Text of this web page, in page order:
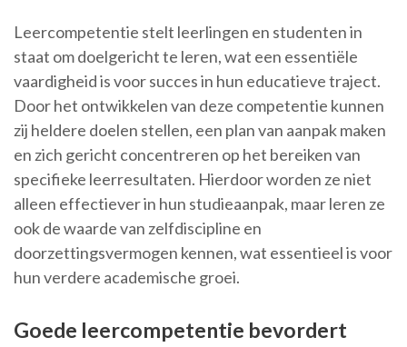
Leercompetentie stelt leerlingen en studenten in
staat om doelgericht te leren, wat een essentiële
vaardigheid is voor succes in hun educatieve traject.
Door het ontwikkelen van deze competentie kunnen
zij heldere doelen stellen, een plan van aanpak maken
en zich gericht concentreren op het bereiken van
specifieke leerresultaten. Hierdoor worden ze niet
alleen effectiever in hun studieaanpak, maar leren ze
ook de waarde van zelfdiscipline en
doorzettingsvermogen kennen, wat essentieel is voor
hun verdere academische groei.
Goede leercompetentie bevordert